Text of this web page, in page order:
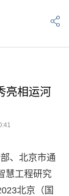
亮相运河
、北京市通
慧工程研究
北京（国